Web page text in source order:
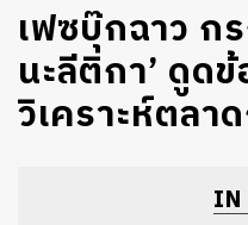
เฟซบุ๊กฉาว ก
นะลีติกา’ ดูด
วิเคราะห์ตลา
IN